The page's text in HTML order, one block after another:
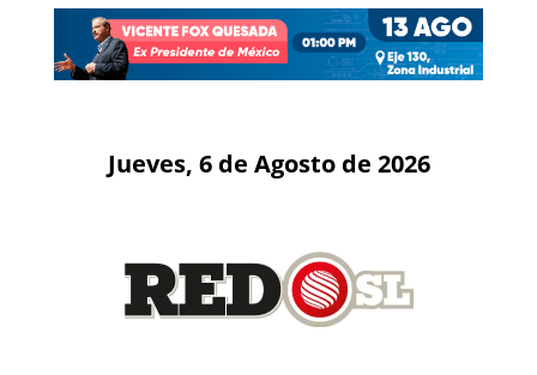
Jueves, 6 de Agosto de 2026